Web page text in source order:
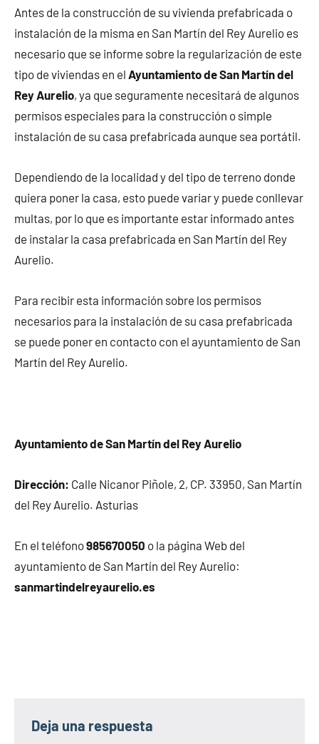
Antes de la construcción de su vivienda prefabricada o
instalación de la misma en San Martín del Rey Aurelio es
necesario que se informe sobre la regularización de este
tipo de viviendas en el Ayuntamiento de San Martín del
Rey Aurelio, ya que seguramente necesitará de algunos
permisos especiales para la construcción o simple
instalación de su casa prefabricada aunque sea portátil.
Dependiendo de la localidad y del tipo de terreno donde
quiera poner la casa, esto puede variar y puede conllevar
multas, por lo que es importante estar informado antes
de instalar la casa prefabricada en San Martín del Rey
Aurelio.
Para recibir esta información sobre los permisos
necesarios para la instalación de su casa prefabricada
se puede poner en contacto con el ayuntamiento de San
Martín del Rey Aurelio.
Ayuntamiento de San Martín del Rey Aurelio
Dirección: Calle Nicanor Piñole, 2, CP. 33950, San Martín
del Rey Aurelio. Asturias
En el teléfono985670050 o la página Web del
ayuntamiento de San Martín del Rey Aurelio:
sanmartindelreyaurelio.es
Deja una respuesta